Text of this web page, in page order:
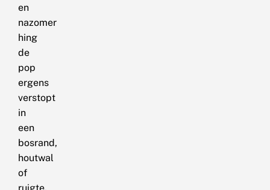
en
nazomer
hing
de
pop
ergens
verstopt
in
een
bosrand,
houtwal
of